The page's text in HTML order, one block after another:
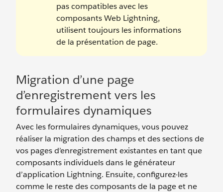
pas compatibles avec les
composants Web Lightning,
utilisent toujours les informations
de la présentation de page.
Migration d’une page
d’enregistrement vers les
formulaires dynamiques
Avec les formulaires dynamiques, vous pouvez
réaliser la migration des champs et des sections de
vos pages d’enregistrement existantes en tant que
composants individuels dans le générateur
d’application Lightning. Ensuite, configurez-les
comme le reste des composants de la page et ne